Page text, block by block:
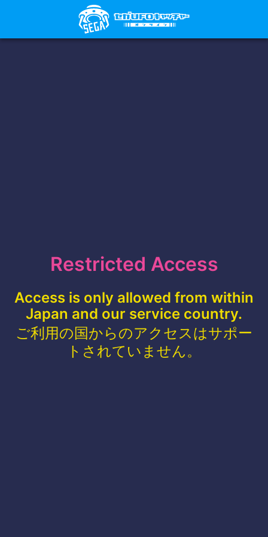
Restricted Access
Access is only allowed from within
Japan and our service country.
ご利用の国からのアクセスはサポー
トされていません。